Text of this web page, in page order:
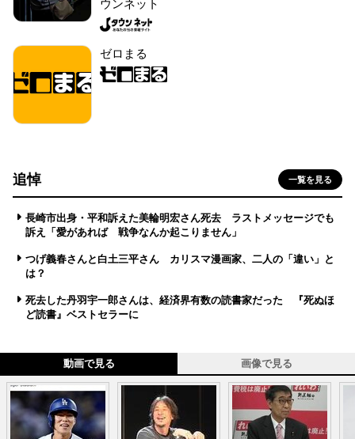
ウンネット
ゼロまる
追悼 一覧を見る
長崎市出身・平和訴えた美輪明宏さん死去 ラストメッセージでも
訴え「愛があれば 戦争なんか起こりません」
つげ義春さんと白土三平さん カリスマ漫画家、二人の「違い」と
は？
死去した丹羽宇一郎さんは、経済界有数の読書家だった 『死ぬほ
ど読書』ベストセラーに
動画で見る 画像で見る